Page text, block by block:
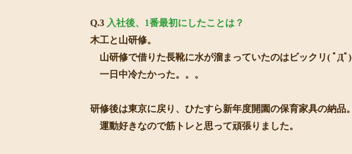
Q.3 入社後、1番最初にしたことは？
木工と山研修。
山研修で借りた長靴に水が溜まっていたのはビックリ( ﾟДﾟ)
一日中冷たかった。。。
研修後は東京に戻り、ひたすら新年度開園の保育家具の納品。
運動好きなので筋トレと思って頑張りました。